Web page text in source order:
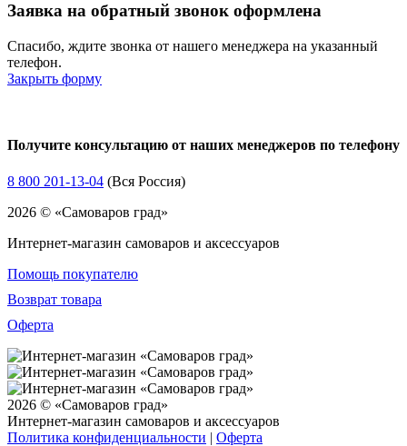
Заявка на обратный звонок оформлена
Спасибо, ждите звонка от нашего менеджера на указанный
телефон.
Закрыть форму
Получите консультацию от наших менеджеров по телефону
8 800 201-13-04 (Вся Россия)
2026 © «Самоваров град»
Интернет-магазин самоваров и аксессуаров
Помощь покупателю
Возврат товара
Оферта
2026 © «Самоваров град»
Интернет-магазин самоваров и аксессуаров
Политика конфиденциальности | Оферта